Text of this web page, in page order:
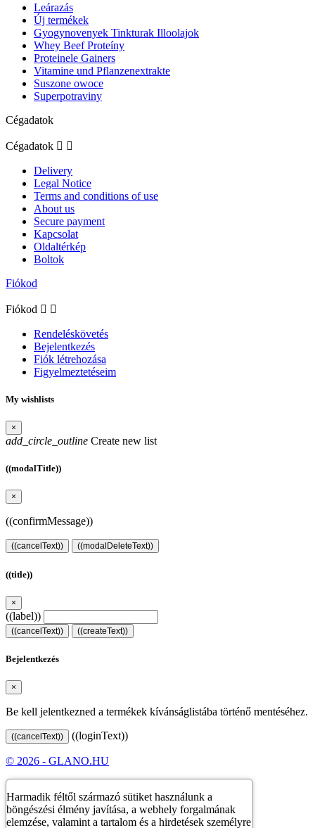
Leárazás
Új termékek
Gyogynovenyek Tinkturak Illoolajok
Whey Beef Proteíny
Proteinele Gainers
Vitamine und Pflanzenextrakte
Suszone owoce
Superpotraviny
Cégadatok
Cégadatok  
Delivery
Legal Notice
Terms and conditions of use
About us
Secure payment
Kapcsolat
Oldaltérkép
Boltok
Fiókod
Fiókod  
Rendeléskövetés
Bejelentkezés
Fiók létrehozása
Figyelmeztetéseim
My wishlists
×
add_circle_outline Create new list
((modalTitle))
×
((confirmMessage))
((cancelText)) ((modalDeleteText))
((title))
×
((label))
((cancelText)) ((createText))
Bejelentkezés
×
Be kell jelentkezned a termékek kívánságlistába történő mentéséhez.
((cancelText)) ((loginText))
© 2026 - GLANO.HU
Harmadik féltől származó sütiket használunk a
böngészési élmény javítása, a webhely forgalmának
elemzése, valamint a tartalom és a hirdetések személyre